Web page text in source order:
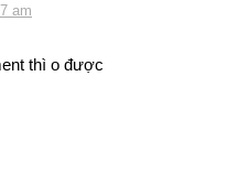
am
thì o được